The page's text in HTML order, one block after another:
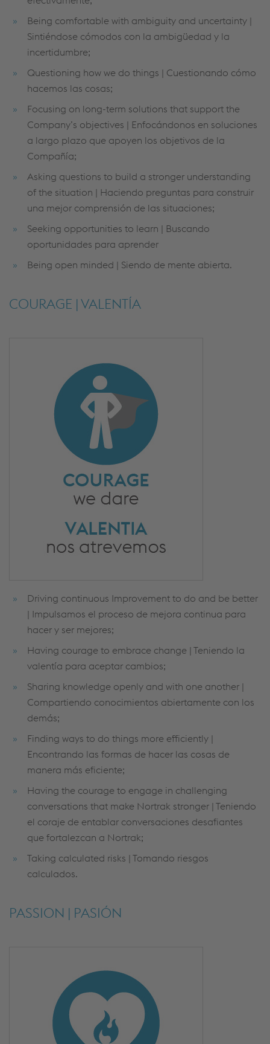
Being comfortable with ambiguity and uncertainty |
Sintiéndose cómodos con la ambigüedad y la
incertidumbre;
Questioning how we do things | Cuestionando cómo
hacemos las cosas;
Focusing on long-term solutions that support the
Company’s objectives | Enfocándonos en soluciones
a largo plazo que apoyen los objetivos de la
Compañía;
Asking questions to build a stronger understanding
of the situation | Haciendo preguntas para construir
una mejor comprensión de las situaciones;
Seeking opportunities to learn | Buscando
oportunidades para aprender
Being open minded | Siendo de mente abierta.
COURAGE | VALENTÍA
Driving continuous Improvement to do and be better
| Impulsamos el proceso de mejora continua para
hacer y ser mejores;
Having courage to embrace change | Teniendo la
valentía para aceptar cambios;
Sharing knowledge openly and with one another |
Compartiendo conocimientos abiertamente con los
demás;
Finding ways to do things more efficiently |
Encontrando las formas de hacer las cosas de
manera más eficiente;
Having the courage to engage in challenging
conversations that make Nortrak stronger | Teniendo
el coraje de entablar conversaciones desafiantes
que fortalezcan a Nortrak;
Taking calculated risks | Tomando riesgos
calculados.
PASSION | PASIÓN